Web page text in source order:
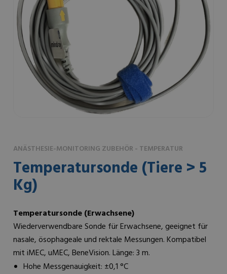
ANÄSTHESIE-MONITORING ZUBEHÖR - TEMPERATUR
Temperatursonde (Tiere > 5
Kg)
Temperatursonde (Erwachsene)
Wiederverwendbare Sonde für Erwachsene, geeignet für
nasale, ösophageale und rektale Messungen. Kompatibel
mit iMEC, uMEC, BeneVision. Länge: 3 m.
Hohe Messgenauigkeit: ±0,1 °C